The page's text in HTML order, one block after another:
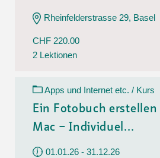
Rheinfelderstrasse 29, Basel
CHF 220.00
2 Lektionen
Apps und Internet etc. / Kurs
Ein Fotobuch erstellen
Mac – Individuel...
01.01.26 - 31.12.26